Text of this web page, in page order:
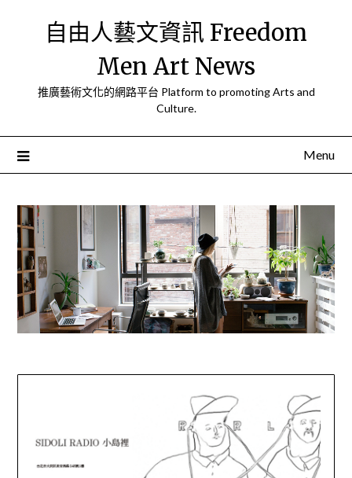
自由人藝文資訊 Freedom
Men Art News
推廣藝術文化的網路平台 Platform to promoting Arts and
Culture.
Menu